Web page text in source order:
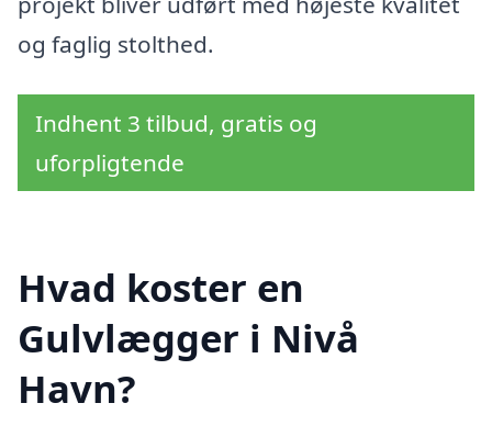
og faglig stolthed.
Indhent 3 tilbud, gratis og
uforpligtende
Hvad koster en
Gulvlægger i Nivå
Havn?